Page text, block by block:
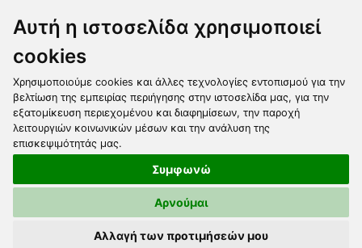
Αυτή η ιστοσελίδα χρησιμοποιεί
cookies
Χρησιμοποιούμε cookies και άλλες τεχνολογίες εντοπισμού για την
βελτίωση της εμπειρίας περιήγησης στην ιστοσελίδα μας, για την
εξατομίκευση περιεχομένου και διαφημίσεων, την παροχή
λειτουργιών κοινωνικών μέσων και την ανάλυση της
επισκεψιμότητάς μας.
Συμφωνώ
Αρνούμαι
Αλλαγή των προτιμήσεών μου